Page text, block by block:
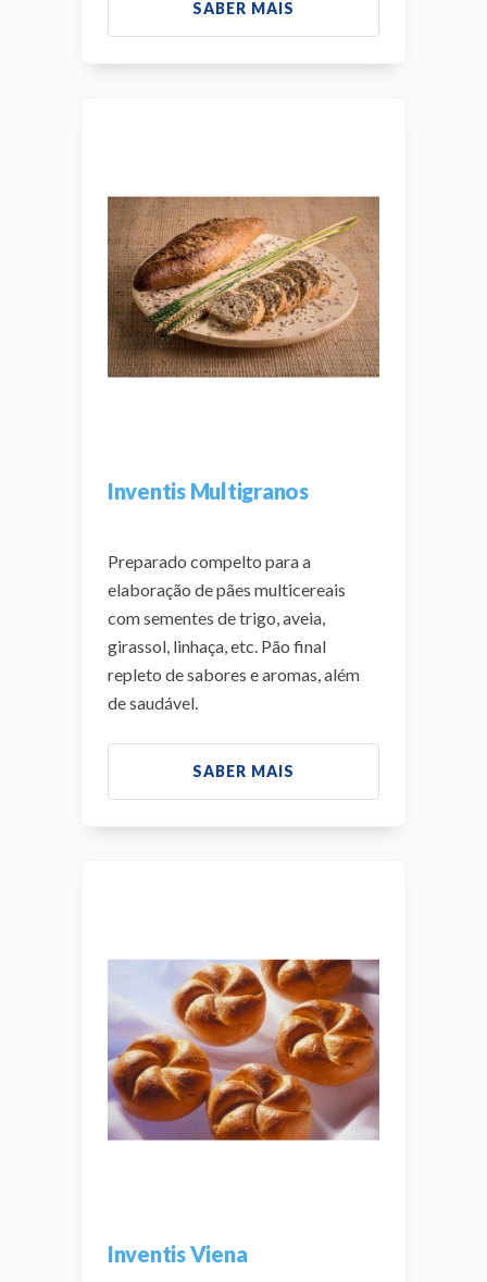
SABER MAIS
Inventis Multigranos
Preparado compelto para a
elaboração de pães multicereais
com sementes de trigo, aveia,
girassol, linhaça, etc. Pão final
repleto de sabores e aromas, além
de saudável.
SABER MAIS
Inventis Viena